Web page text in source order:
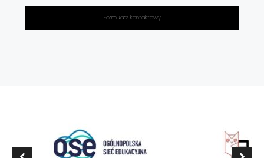
Formularz kontaktowy